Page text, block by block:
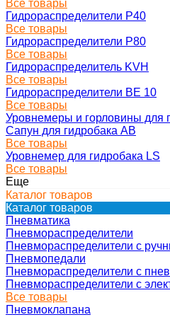
Все товары
Гидрораспределители Р40
Все товары
Гидрораспределители Р80
Все товары
Гидрораспределитель KVH
Все товары
Гидрораспределители ВЕ 10
Все товары
Уровнемеры и горловины для
Сапун для гидробака АВ
Все товары
Уровнемер для гидробака LS
Все товары
Еще
Каталог товаров
Каталог товаров
Пневматика
Пневмораспределители
Пневмораспределители с
Пневмопедали
Пневмораспределители с
Пневмораспределители с
Все товары
Пневмоклапана